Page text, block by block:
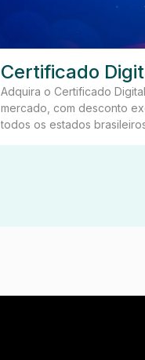
Certificado
Adquira o Certificado
mercado, com desconto
todos os estados